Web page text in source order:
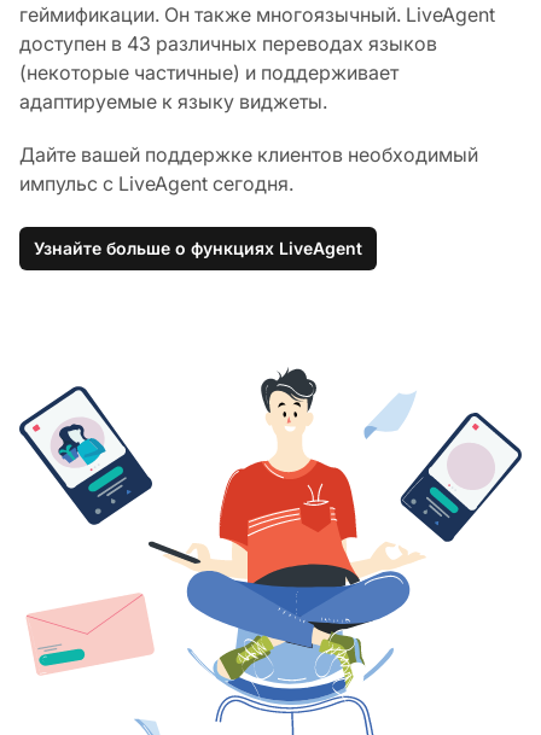
геймификации. Он также многоязычный. LiveAgent
доступен в 43 различных переводах языков
(некоторые частичные) и поддерживает
адаптируемые к языку виджеты.
Дайте вашей поддержке клиентов необходимый
импульс с LiveAgent сегодня.
Узнайте больше о функциях LiveAgent